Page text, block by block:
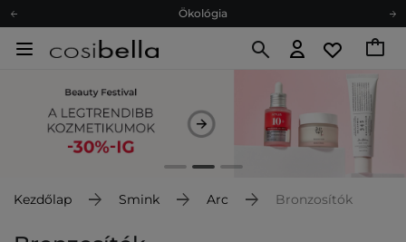
Ajándékkártya
Ingyenes szállítás 15 000 Ft-tól
Ajándékkártya
Kezdőlap Smink Arc Bronzosítók